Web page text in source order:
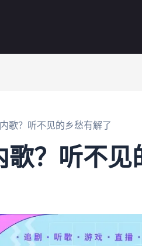
歌？听不见的乡愁有解了
歌？听不见